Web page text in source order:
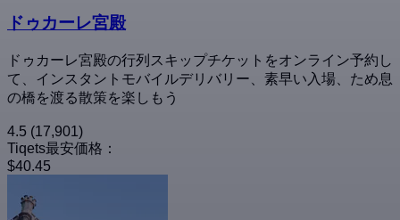
ドゥカーレ宮殿
ドゥカーレ宮殿の行列スキップチケットをオンライン予約し
て、インスタントモバイルデリバリー、素早い入場、ため息
の橋を渡る散策を楽しもう
4.5 (17,901)
Tiqets最安価格：
$40.45